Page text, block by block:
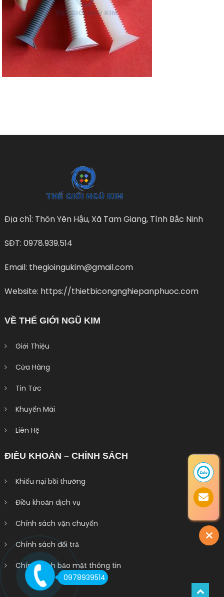
Địa chỉ: Thôn Yên Hậu, Xã Tam Giang, Tình Bắc Ninh
SĐT: 0978.939.514
Email: thegioingukim@gmail.com
Website: https://thietbicongnghiepanphuoc.com
VỀ THẾ GIỚI NGŨ KIM
Giới Thiệu
Cửa Hàng
Tin Tức
Khuyến Mãi
Liên Hệ
ĐIỀU KHOẢN – CHÍNH SÁCH
Khiếu nại bồi thường
Điều khoản dịch vụ
Chính sách vận chuyển
Chính sách đổi trả
Chính sách bảo mật thông tin
0978939514